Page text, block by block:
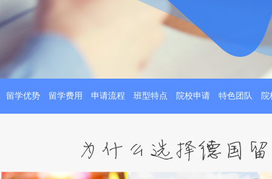
留学优势 留学费用 申请流程 班型特点 院校申请 特色团队 院